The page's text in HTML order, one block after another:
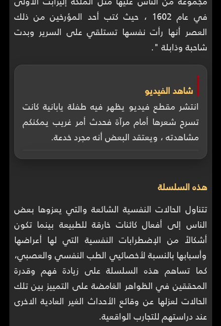
في عام 1602 ، حيث كتب أحد المؤرخين من ذلك
العصر أنها رأت نفسها تستلقي على السرير وبدت
شاحبة وذابلة ".
شاهد الفيديو
انتشر مقطع فيديو يظهر فيه طفلة يابانية كانت
تسرح شعرها أمام مرآة فحدث أمر غريب يمكنكم
مشاهدته ، ويعتقد البعض أنه مجرد خدعة.
هذه السلسلة
تتناول الحالات النفسية الشائعة والتي يعزوها بعض
الناس إلى أفعال كائنات خارقة للطبيعة بينما تكون
أشكالاً من الإضطرابات النفسية التي لها أعراضها
وأسبابها بالنسبة لأخصائيي الطب النفسي والعصبي،
كما تساهم هذه السلسلة على زيادة فهم وقدرة
المحققين في الظواهر الغامضة على التمييز بين تلك
الحالات لعزلها عن وقائع الأحداث الغير العادية الاخرى
عند دراستهم للتجارب الواقعية.